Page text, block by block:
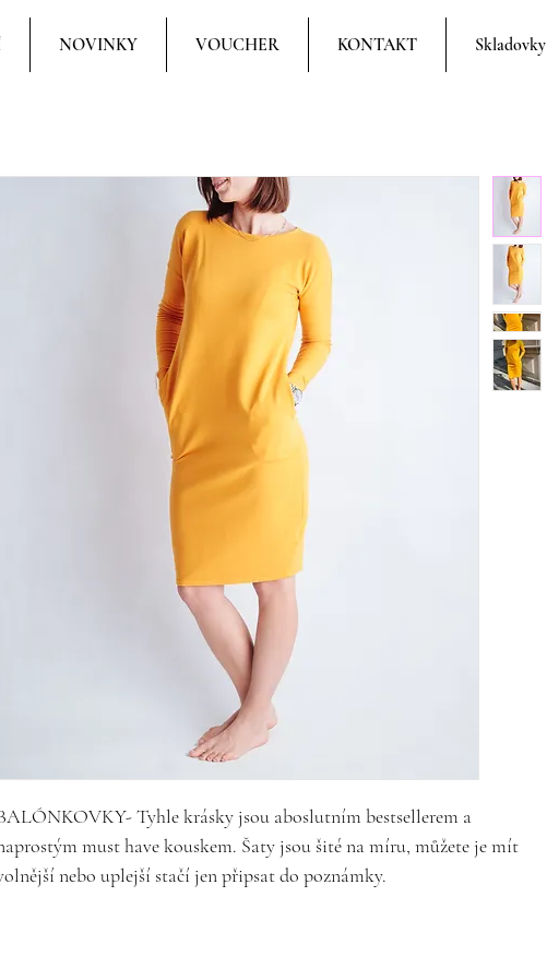
NOVINKY VOUCHER KONTAKT Skladovky
Tyhle krásky jsou aboslutním bestsellerem a
must have kouskem. Šaty jsou šité na míru, můžete je mít
nebo uplejší stačí jen připsat do poznámky.